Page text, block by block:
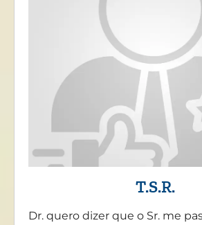
T.S.R.
Dr. quero dizer que o Sr. me